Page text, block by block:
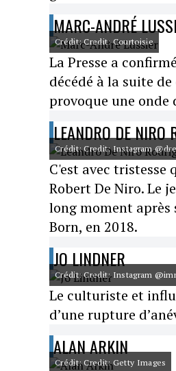
MARC-ANDRÉ
Crédit: Credit: Courtoisie
La Presse a
décédé à la suite
provoque une onde
LEANDRO DE NIRO
Crédit: Credit: Instagram
C'est avec
Robert De Niro. Le
long moment après
Born, en 2018.
JO LINDNER
Crédit: Credit: Instagram
Le culturiste et
d’une rupture
ALAN ARKIN
Crédit: Credit: Getty Images